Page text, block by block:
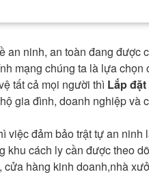
an ninh, an toàn đang được
mạng chúng ta là lựa chọn
tất cả mọi người thì Lắp đặt
gia đình, doanh nghiệp và
việc đảm bảo trật tự an ninh
khu cách ly cần được theo
hàng kinh doanh,nhà